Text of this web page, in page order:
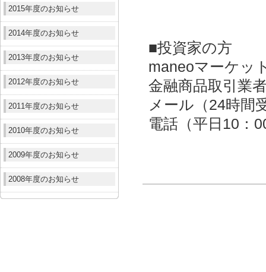
2015年度のお知らせ
2014年度のお知らせ
2013年度のお知らせ
2012年度のお知らせ
2011年度のお知らせ
2010年度のお知らせ
2009年度のお知らせ
2008年度のお知らせ
■投資家の方
maneoマーケッ
金融商品取引業
メール（24時間
電話（平日10：